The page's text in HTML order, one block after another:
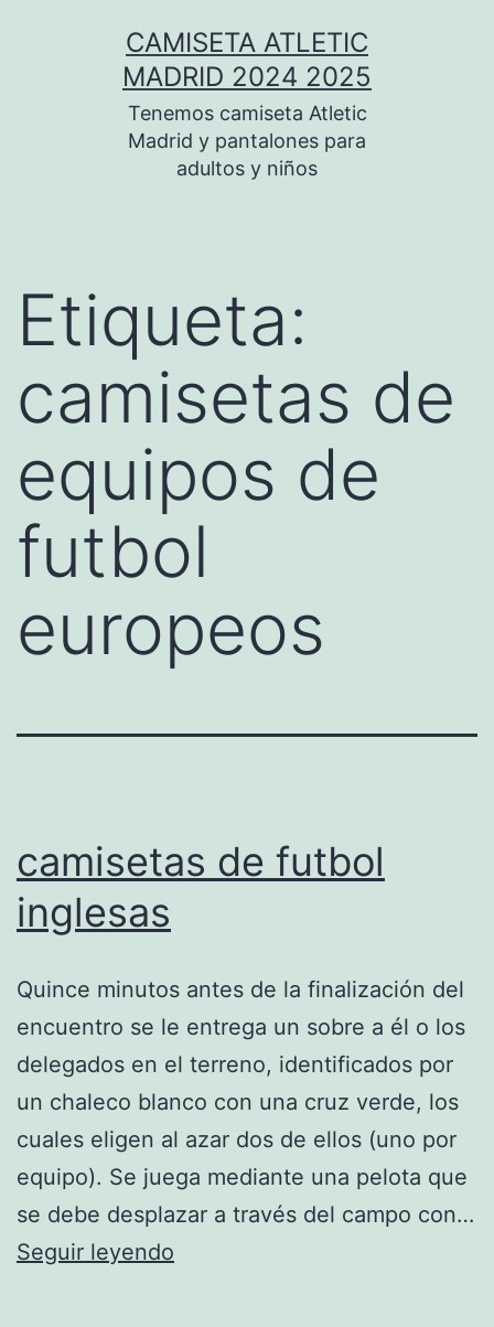
CAMISETA ATLETIC
MADRID 2024 2025
Tenemos camiseta Atletic
Madrid y pantalones para
adultos y niños
Etiqueta:
camisetas de
equipos de
futbol
europeos
camisetas de futbol
inglesas
Quince minutos antes de la finalización del
encuentro se le entrega un sobre a él o los
delegados en el terreno, identificados por
un chaleco blanco con una cruz verde, los
cuales eligen al azar dos de ellos (uno por
equipo). Se juega mediante una pelota que
se debe desplazar a través del campo con…
Seguir leyendo